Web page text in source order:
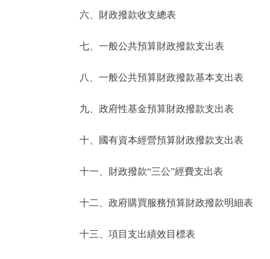
ENGLISH
六、財政撥款收支總表
七、一般公共預算財政撥款支出表
八、一般公共預算財政撥款基本支出表
九、政府性基金預算財政撥款支出表
十、國有資本經營預算財政撥款支出表
十一、財政撥款“三公”經費支出表
十二、政府購買服務預算財政撥款明細表
十三、項目支出績效目標表